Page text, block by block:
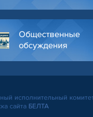
Общественные
обсуждения
исполнительный
сайта БЕЛТА